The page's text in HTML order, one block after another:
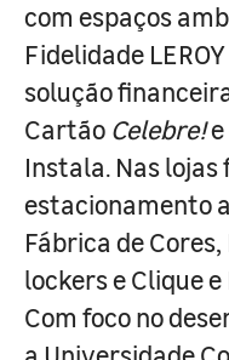
com espaços
Fidelidade
solução
Cartão Celebre!e
Instala. Nas
estacionamento
Fábrica de
lockers e Clique
Com foco no